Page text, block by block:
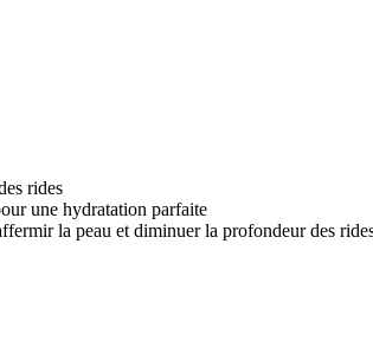
rides
une hydratation parfaite
la peau et diminuer la profondeur des